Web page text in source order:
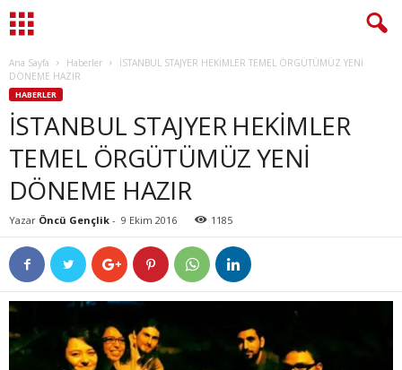
Ana Sayfa Haberler
İSTANBUL STAJYER HEKİMLER TEMEL ÖRGÜTÜMÜZ YENİ
DÖNEME HAZIR
HABERLER
İSTANBUL STAJYER HEKİMLER
TEMEL ÖRGÜTÜMÜZ YENİ
DÖNEME HAZIR
Yazar Öncü Gençlik - 9 Ekim 2016 1185